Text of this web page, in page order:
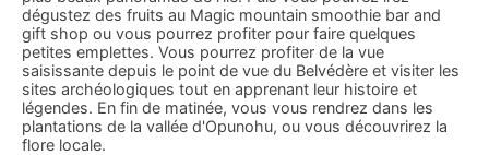
dégustez des fruits au Magic mountain smoothie bar and
gift shop ou vous pourrez profiter pour faire quelques
petites emplettes. Vous pourrez profiter de la vue
saisissante depuis le point de vue du Belvédère et visiter les
sites archéologiques tout en apprenant leur histoire et
légendes. En fin de matinée, vous vous rendrez dans les
plantations de la vallée d'Opunohu, ou vous découvrirez la
flore locale.